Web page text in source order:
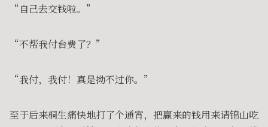
“自己去交钱啦。”
“不帮我付台费了？”
“我付，我付！真是拗不过你。”
至于后来桐生痛快地打了个通宵，把赢来的钱用来请锦山吃